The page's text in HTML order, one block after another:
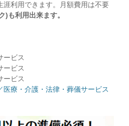
涯利用できます。月額費用は不要
)も利用出来ます。
ービス
ービス
ービス
医療・介護・法律・葬儀サービス